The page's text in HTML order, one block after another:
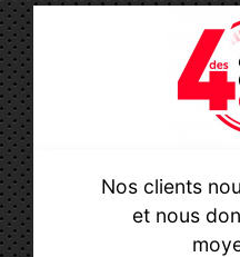
Nos clients
et nous